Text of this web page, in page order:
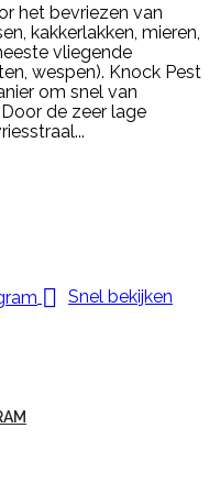
het bevriezen van
kakkerlakken, mieren,
vliegende
wespen). Knock Pest
om snel van
de zeer lage
 Snel bekijken